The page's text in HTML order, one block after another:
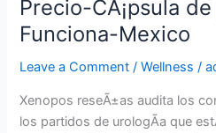
Prednosti-
Kako
-
Cena-
Kapsula
Precio-CÃ¡psula
Funciona-Mexico
Leave a Comment /Wellness /
Xenopos reseÃ±as audita los
los partidos de urologÃ­a que